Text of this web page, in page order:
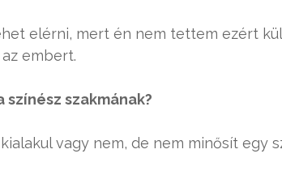
elérni, mert én nem tettem ezért
embert.
szakmának?
vagy nem, de nem minősít egy